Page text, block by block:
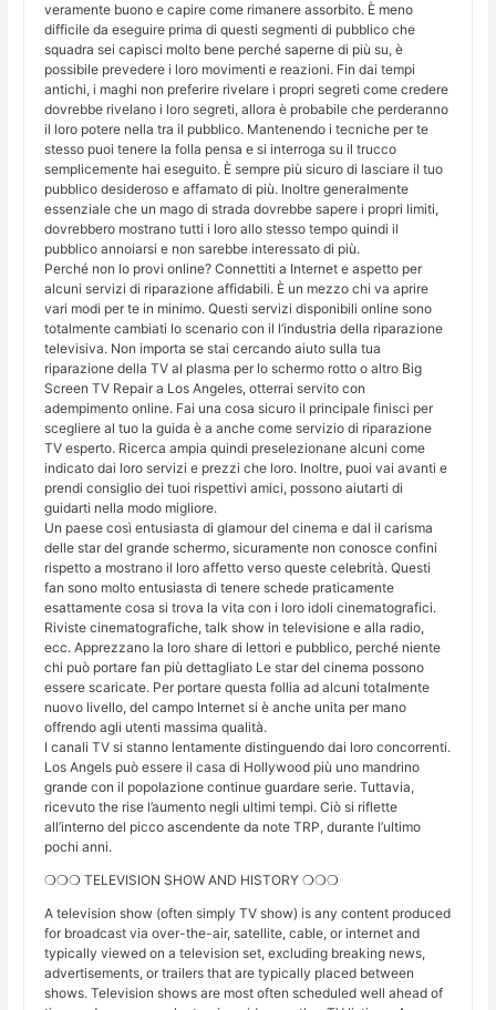
veramente buono e capire come rimanere assorbito. È meno
difficile da eseguire prima di questi segmenti di pubblico che
squadra sei capisci molto bene perché saperne di più su, è
possibile prevedere i loro movimenti e reazioni. Fin dai tempi
antichi, i maghi non preferire rivelare i propri segreti come credere
dovrebbe rivelano i loro segreti, allora è probabile che perderanno
il loro potere nella tra il pubblico. Mantenendo i tecniche per te
stesso puoi tenere la folla pensa e si interroga su il trucco
semplicemente hai eseguito. È sempre più sicuro di lasciare il tuo
pubblico desideroso e affamato di più. Inoltre generalmente
essenziale che un mago di strada dovrebbe sapere i propri limiti,
dovrebbero mostrano tutti i loro allo stesso tempo quindi il
pubblico annoiarsi e non sarebbe interessato di più.
Perché non lo provi online? Connettiti a Internet e aspetto per
alcuni servizi di riparazione affidabili. È un mezzo chi va aprire
vari modi per te in minimo. Questi servizi disponibili online sono
totalmente cambiati lo scenario con il l’industria della riparazione
televisiva. Non importa se stai cercando aiuto sulla tua
riparazione della TV al plasma per lo schermo rotto o altro Big
Screen TV Repair a Los Angeles, otterrai servito con
adempimento online. Fai una cosa sicuro il principale finisci per
scegliere al tuo la guida è a anche come servizio di riparazione
TV esperto. Ricerca ampia quindi preselezionane alcuni come
indicato dai loro servizi e prezzi che loro. Inoltre, puoi vai avanti e
prendi consiglio dei tuoi rispettivi amici, possono aiutarti di
guidarti nella modo migliore.
Un paese così entusiasta di glamour del cinema e dal il carisma
delle star del grande schermo, sicuramente non conosce confini
rispetto a mostrano il loro affetto verso queste celebrità. Questi
fan sono molto entusiasta di tenere schede praticamente
esattamente cosa si trova la vita con i loro idoli cinematografici.
Riviste cinematografiche, talk show in televisione e alla radio,
ecc. Apprezzano la loro share di lettori e pubblico, perché niente
chi può portare fan più dettagliato Le star del cinema possono
essere scaricate. Per portare questa follia ad alcuni totalmente
nuovo livello, del campo Internet si è anche unita per mano
offrendo agli utenti massima qualità.
I canali TV si stanno lentamente distinguendo dai loro concorrenti.
Los Angels può essere il casa di Hollywood più uno mandrino
grande con il popolazione continue guardare serie. Tuttavia,
ricevuto the rise l’aumento negli ultimi tempi. Ciò si riflette
all’interno del picco ascendente da note TRP, durante l’ultimo
pochi anni.
❍❍❍ TELEVISION SHOW AND HISTORY ❍❍❍
A television show (often simply TV show) is any content produced
for broadcast via over-the-air, satellite, cable, or internet and
typically viewed on a television set, excluding breaking news,
advertisements, or trailers that are typically placed between
shows. Television shows are most often scheduled well ahead of